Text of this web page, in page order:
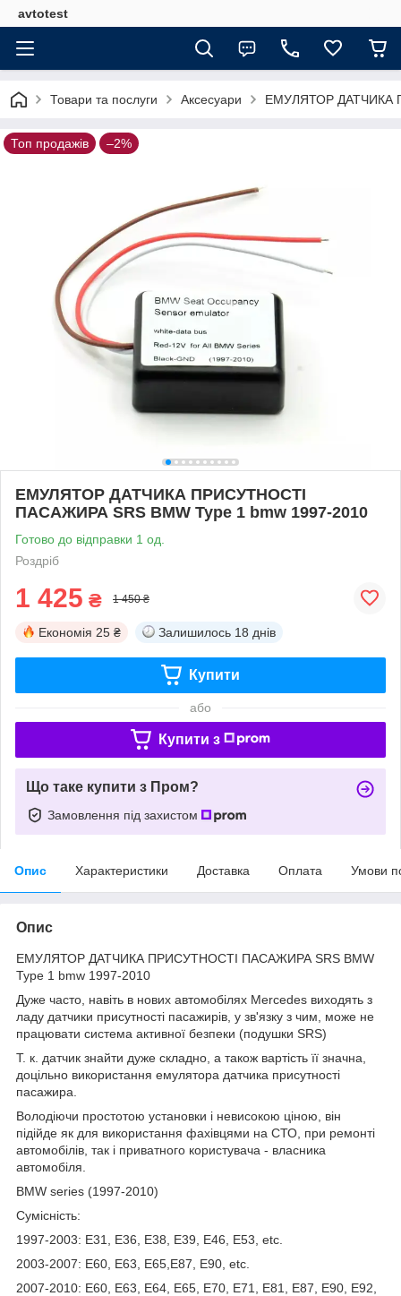
avtotest
Товари та послуги Аксесуари ЕМУЛЯТОР ДАТЧИКА
Топ продажів –2%
ЕМУЛЯТОР ДАТЧИКА ПРИСУТНОСТІ
ПАСАЖИРА SRS BMW Type 1 bmw 1997-2010
Готово до відправки 1 од.
Роздріб
1 425 ₴ 1 450 ₴
Економія 25 ₴ Залишилось 18 днів
Купити
або
Купити з
Що таке купити з Пром?
Замовлення під захистом
Опис Характеристики Доставка Оплата Умови
Опис
ЕМУЛЯТОР ДАТЧИКА ПРИСУТНОСТІ ПАСАЖИРА SRS BMW
Type 1 bmw 1997-2010
Дуже часто, навіть в нових автомобілях Mercedes виходять з
ладу датчики присутності пасажирів, у зв'язку з чим, може не
працювати система активної безпеки (подушки SRS)
Т. к. датчик знайти дуже складно, а також вартість її значна,
доцільно використання емулятора датчика присутності
пасажира.
Володіючи простотою установки і невисокою ціною, він
підійде як для використання фахівцями на СТО, при ремонті
автомобілів, так і приватного користувача - власника
автомобіля.
BMW series (1997-2010)
Сумісність:
1997-2003: E31, E36, E38, E39, E46, E53, etc.
2003-2007: E60, E63, E65,E87, E90, etc.
2007-2010: E60, E63, E64, E65, E70, E71, E81, E87, E90, E92,